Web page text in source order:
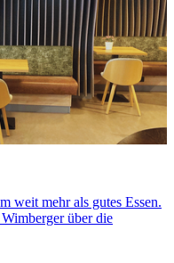
weit mehr als gutes Essen.
über die